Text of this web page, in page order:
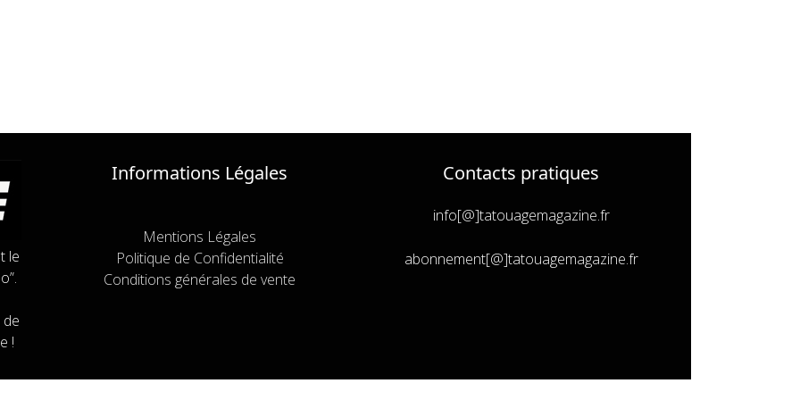
le
!
Informations Légales
Mentions Légales
Politique de Confidentialité
Conditions générales de vente
Contacts pratiques
info[@]tatouagemagazine.fr
abonnement[@]tatouagemagazine.fr